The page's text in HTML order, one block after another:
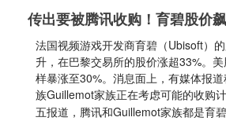
传出要被腾讯收购！育碧股价
法国视频游戏开发商育碧（Ubisoft）
升，在巴黎交易所的股价涨超33%。
样暴涨至30%。消息面上，有媒体报
族Guillemot家族正在考虑可能的收购
五报道，腾讯和Guillemot家族都是育